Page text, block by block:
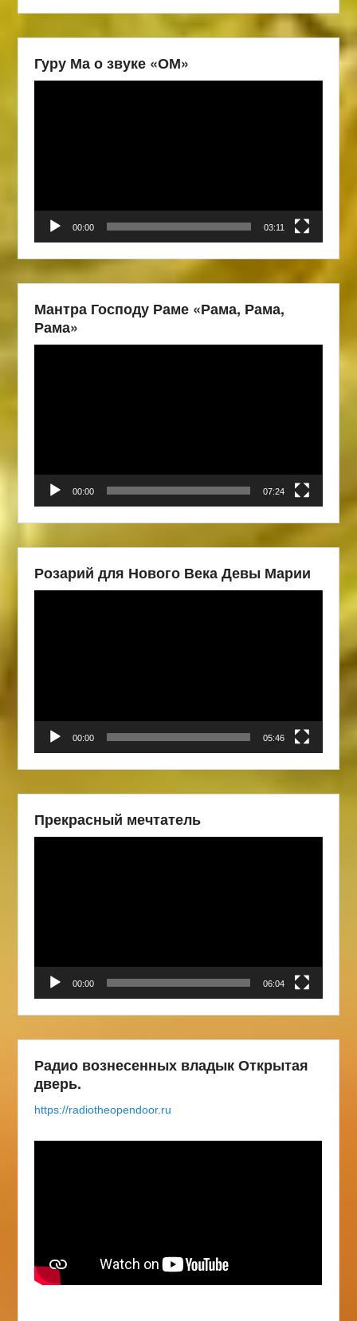
Гуру Ма о звуке «ОМ»
00:00 03:11
Мантра Господу Раме «Рама, Рама,
Рама»
00:00 07:24
Розарий для Нового Века Девы Марии
00:00 05:46
Прекрасный мечтатель
00:00 06:04
Радио вознесенных владык Открытая
дверь.
https://radiotheopendoor.ru